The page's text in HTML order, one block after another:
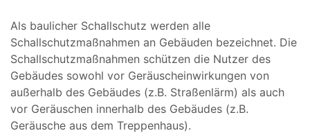
Als baulicher Schallschutz werden alle
Schallschutzmaßnahmen an Gebäuden bezeichnet. Die
Schallschutzmaßnahmen schützen die Nutzer des
Gebäudes sowohl vor Geräuscheinwirkungen von
außerhalb des Gebäudes (z.B. Straßenlärm) als auch
vor Geräuschen innerhalb des Gebäudes (z.B.
Geräusche aus dem Treppenhaus).